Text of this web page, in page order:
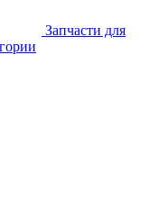
Запчасти для